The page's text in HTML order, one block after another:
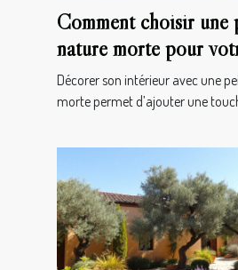
Comment choisir une
nature morte pour
Décorer son intérieur avec une
morte permet d’ajouter une